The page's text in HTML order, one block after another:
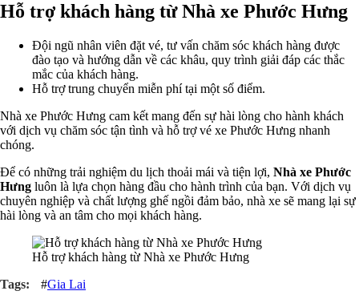
Hỗ trợ khách hàng từ Nhà xe Phước Hưng
Đội ngũ nhân viên đặt vé, tư vấn chăm sóc khách hàng được
đào tạo và hướng dẫn về các khâu, quy trình giải đáp các thắc
mắc của khách hàng.
Hỗ trợ trung chuyển miễn phí tại một số điểm.
Nhà xe Phước Hưng cam kết mang đến sự hài lòng cho hành khách
với dịch vụ chăm sóc tận tình và hỗ trợ vé xe Phước Hưng nhanh
chóng.
Để có những trải nghiệm du lịch thoải mái và tiện lợi, Nhà xe Phước
Hưng luôn là lựa chọn hàng đầu cho hành trình của bạn. Với dịch vụ
chuyên nghiệp và chất lượng ghế ngồi đảm bảo, nhà xe sẽ mang lại sự
hài lòng và an tâm cho mọi khách hàng.
Hỗ trợ khách hàng từ Nhà xe Phước Hưng
#Gia Lai